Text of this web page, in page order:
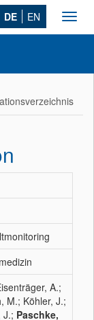
DE EN
A.;
M.; Köhler, J.;
J.; Paschke,